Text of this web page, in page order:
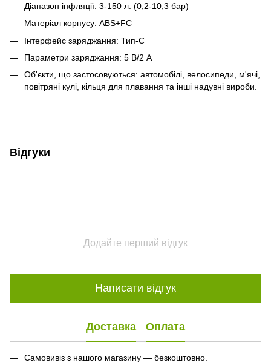
Діапазон інфляції: 3-150 л. (0,2-10,3 бар)
Матеріал корпусу: ABS+FC
Інтерфейс заряджання: Тип-C
Параметри заряджання: 5 В/2 А
Об'єкти, що застосовуються: автомобілі, велосипеди, м'ячі,
повітряні кулі, кільця для плавання та інші надувні вироби.
Відгуки
Додайте перший відгук
Написати відгук
Доставка Оплата
Самовивіз з нашого магазину — безкоштовно.